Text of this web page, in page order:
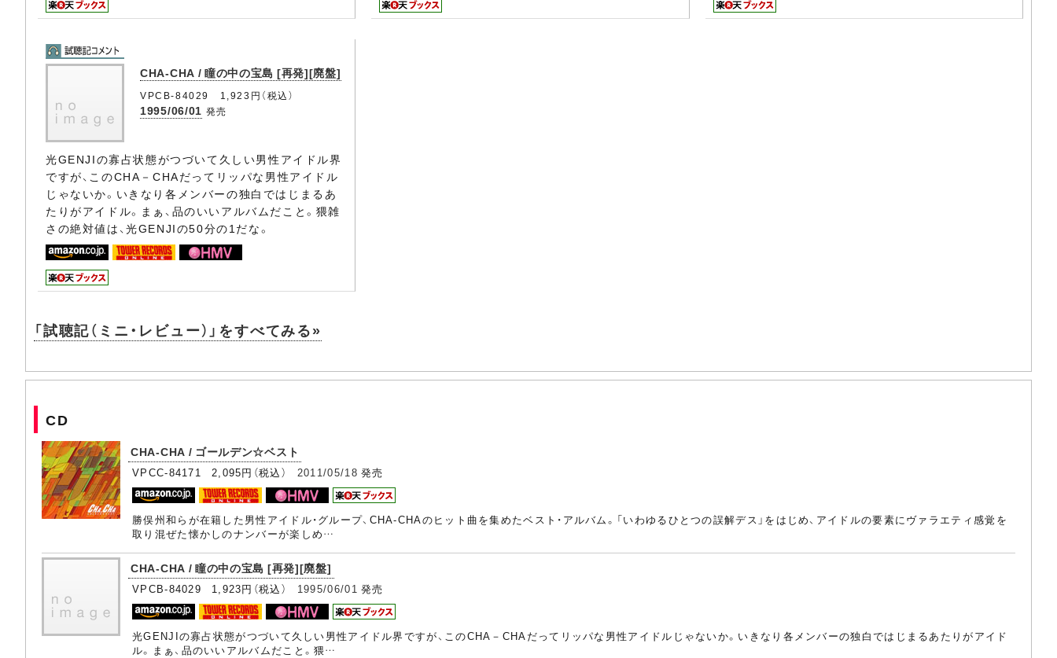
CHA-CHA / 瞳の中の宝島 [再発][廃盤]
VPCB-84029 1,923円（税込）
1995/06/01 発売
光GENJIの寡占状態がつづいて久しい男性アイドル界
ですが、このCHA－CHAだってリッパな男性アイドル
じゃないか。いきなり各メンバーの独白ではじまるあ
たりがアイドル。まぁ、品のいいアルバムだこと。猥雑
さの絶対値は、光GENJIの50分の1だな。
「試聴記（ミニ・レビュー）」をすべてみる»
CD
CHA-CHA / ゴールデン☆ベスト
VPCC-84171 2,095円（税込） 2011/05/18 発売
勝俣州和らが在籍した男性アイドル・グループ、CHA-CHAのヒット曲を集めたベスト・アルバム。「いわゆるひとつの誤解デス」をはじめ、アイドルの要素にヴァラエティ感覚を
取り混ぜた懐かしのナンバーが楽しめ…
CHA-CHA / 瞳の中の宝島 [再発][廃盤]
VPCB-84029 1,923円（税込） 1995/06/01 発売
光GENJIの寡占状態がつづいて久しい男性アイドル界ですが、このCHA－CHAだってリッパな男性アイドルじゃないか。いきなり各メンバーの独白ではじまるあたりがアイド
ル。まぁ、品のいいアルバムだこと。猥…